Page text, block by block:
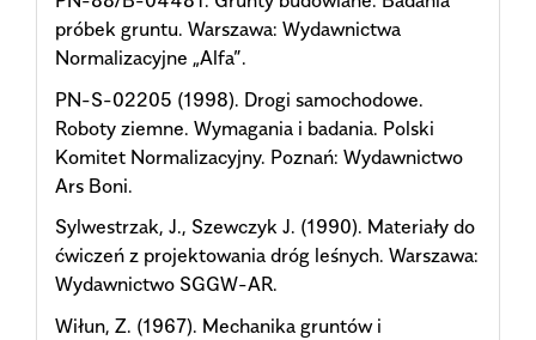
próbek gruntu. Warszawa: Wydawnictwa
Normalizacyjne „Alfa”.
PN-S-02205 (1998). Drogi samochodowe.
Roboty ziemne. Wymagania i badania. Polski
Komitet Normalizacyjny. Poznań: Wydawnictwo
Ars Boni.
Sylwestrzak, J., Szewczyk J. (1990). Materiały do
ćwiczeń z projektowania dróg leśnych. Warszawa:
Wydawnictwo SGGW-AR.
Wiłun, Z. (1967). Mechanika gruntów i